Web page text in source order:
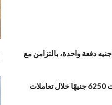
شهدت أسعار الذهب في السوق المصرية تراجعًا حادًا خلال تعاملات اليوم الأربعاء، حيث فقد جرام الذهب نحو 100 جنيه دفعة واحدة، بالتزامن مع
وتراجع سعر جرام الذهب عيار 21، الأكثر تداولًا في السوق المحلية، إلى نحو 6150 جنيهًا، مقارنة بمستويات تجاوزت 6250 جنيهًا خلال تعاملات